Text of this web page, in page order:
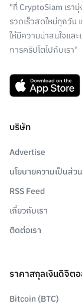
"ที่ CryptoSiam เรา
รวดเร็วสดใหม่ทุกวัน
ให้มีความน่าสนใจแล
การคริปโตไปกับเรา"
บริษัท
Advertise
นโยบายความเป็นส่ว
RSS Feed
เกี่ยวกับเรา
ติดต่อเรา
ราคาสกุลเงินดิจิต
Bitcoin (BTC)